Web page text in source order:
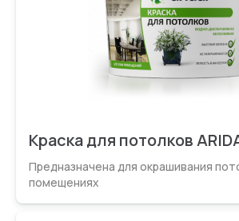
Краска для потолков
Предназначена для окрашивания
помещениях